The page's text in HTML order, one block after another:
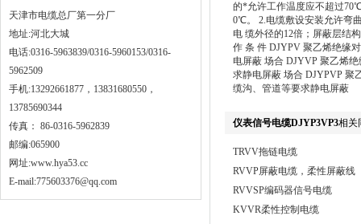
天津市电缆总厂第一分厂
地址:河北大城
电话:0316-5963839/0316-5960153/0316-
5962509
手机:13292661877，13831680550，
13785690344
传真： 86-0316-5962839
邮编:065900
网址:www.hya53.cc
E-mail:775603376@qq.com
的*允许工作温度应不超过
0℃。 2.电缆敷设安装允许弯
电 缆外径的12倍；屏蔽层结
作 条 件 DJYPV 聚乙烯绝缘
电屏蔽 场合 DJYVP 聚乙烯
求静电屏蔽 场合 DJYPVP 聚
缆沟、管道等要求静电屏蔽
仪表信号电缆DJYP3VP3相关
TRVV拖链电缆
RVVP屏蔽电缆，柔性屏蔽线
RVVSP编码器信号电缆
KVVR柔性控制电缆